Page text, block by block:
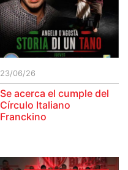
23/06/26
Se acerca el cumple del
Círculo Italiano
Franckino